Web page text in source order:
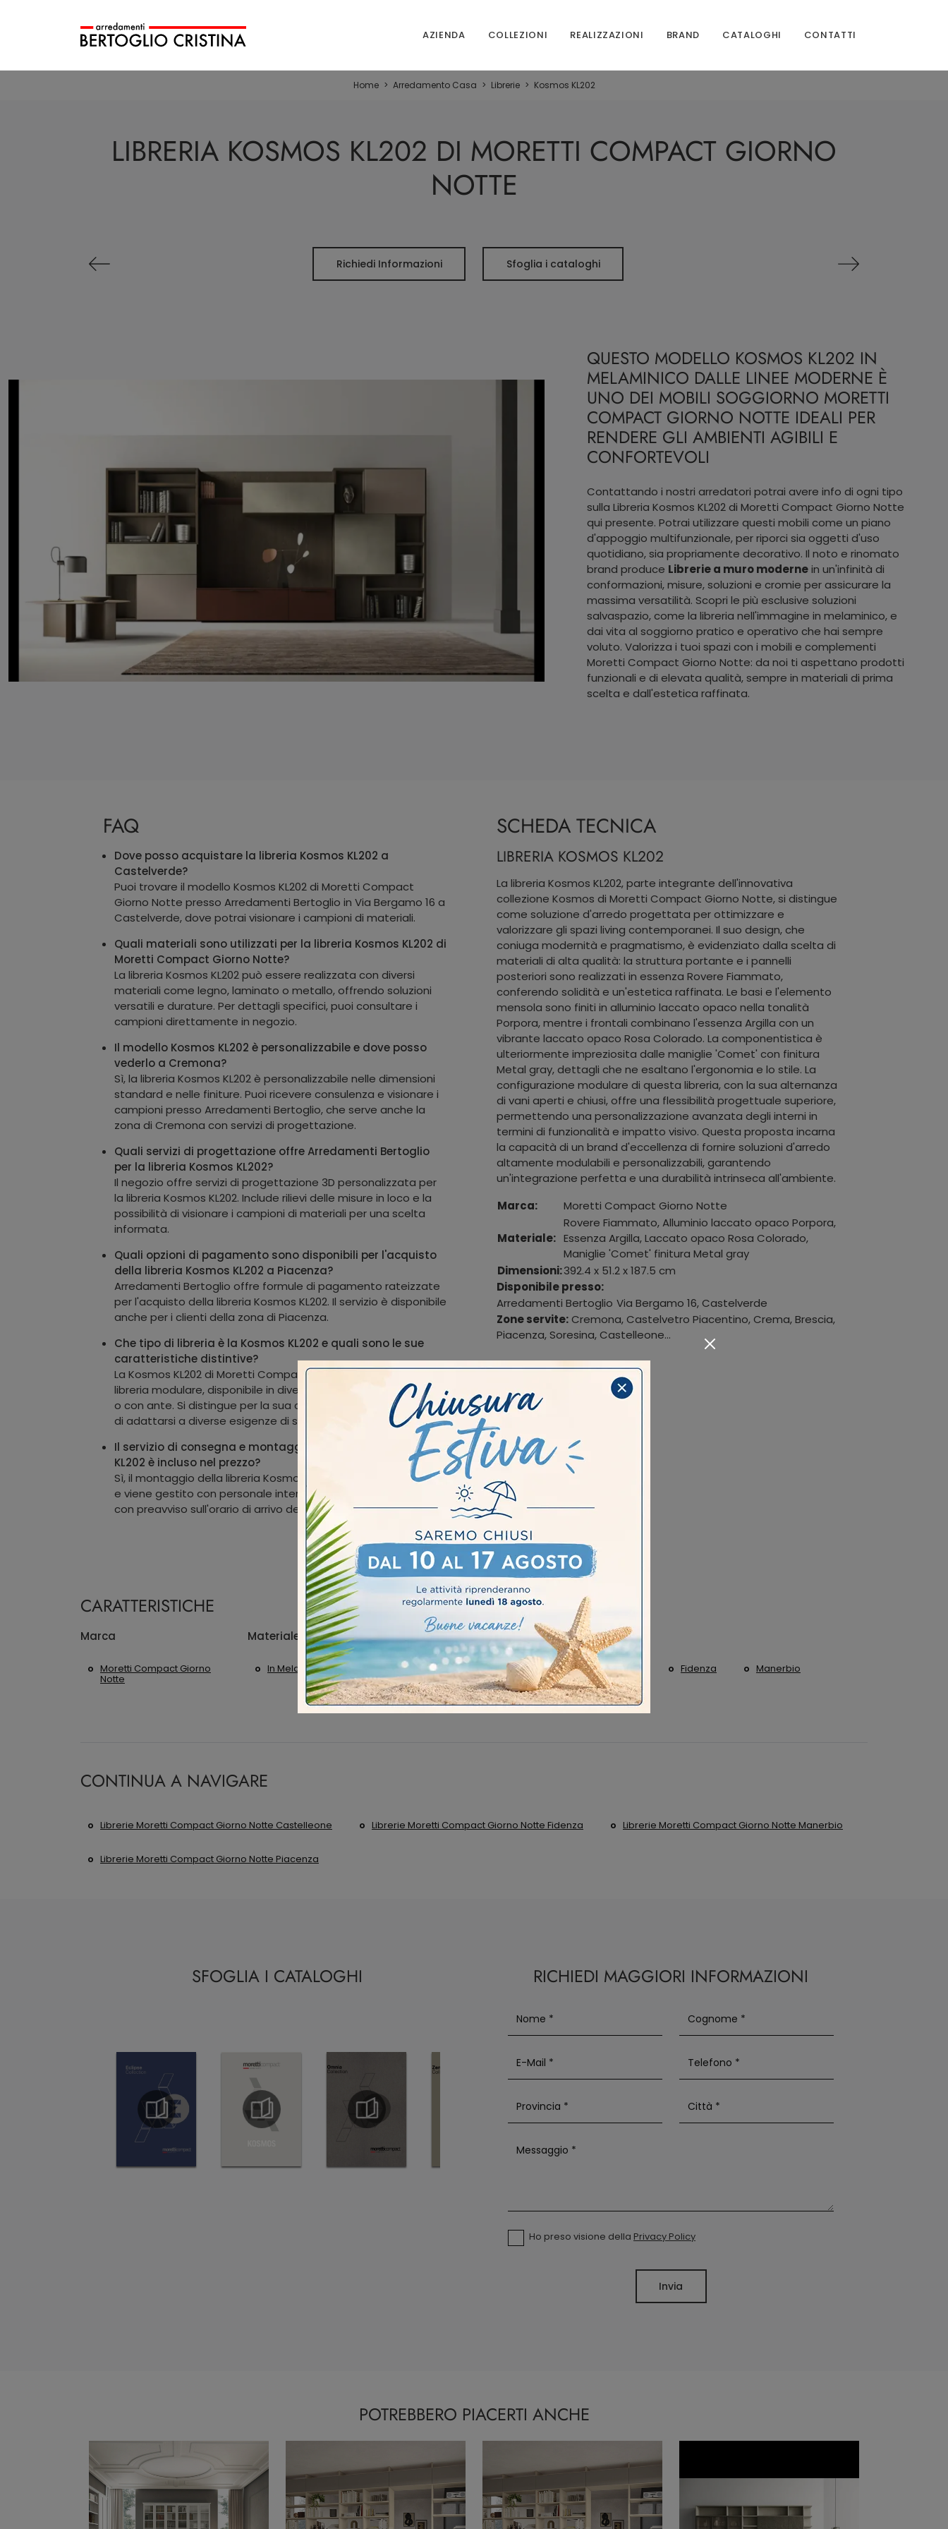
AZIENDA COLLEZIONI REALIZZAZIONI BRAND CATALOGHI CONTATTI
Home > Arredamento Casa > Librerie > Kosmos KL202
LIBRERIA KOSMOS KL202 DI MORETTI COMPACT GIORNO
NOTTE
Richiedi Informazioni Sfoglia i cataloghi
QUESTO MODELLO KOSMOS KL202 IN
MELAMINICO DALLE LINEE MODERNE È
UNO DEI MOBILI SOGGIORNO MORETTI
COMPACT GIORNO NOTTE IDEALI PER
RENDERE GLI AMBIENTI AGIBILI E
CONFORTEVOLI
Contattando i nostri arredatori potrai avere info di ogni tipo
sulla Libreria Kosmos KL202 di Moretti Compact Giorno Notte
qui presente. Potrai utilizzare questi mobili come un piano
d'appoggio multifunzionale, per riporci sia oggetti d'uso
quotidiano, sia propriamente decorativo. Il noto e rinomato
brand produce Librerie a muro modernein un'infinità di
conformazioni, misure, soluzioni e cromie per assicurare la
massima versatilità. Scopri le più esclusive soluzioni
salvaspazio, come la libreria nell'immagine in melaminico, e
dai vita al soggiorno pratico e operativo che hai sempre
voluto. Valorizza i tuoi spazi con i mobili e complementi
Moretti Compact Giorno Notte: da noi ti aspettano prodotti
funzionali e di elevata qualità, sempre in materiali di prima
scelta e dall'estetica raffinata.
FAQ
Dove posso acquistare la libreria Kosmos KL202 a
Castelverde?
Puoi trovare il modello Kosmos KL202 di Moretti Compact
Giorno Notte presso Arredamenti Bertoglio in Via Bergamo 16 a
Castelverde, dove potrai visionare i campioni di materiali.
Quali materiali sono utilizzati per la libreria Kosmos KL202 di
Moretti Compact Giorno Notte?
La libreria Kosmos KL202 può essere realizzata con diversi
materiali come legno, laminato o metallo, offrendo soluzioni
versatili e durature. Per dettagli specifici, puoi consultare i
campioni direttamente in negozio.
Il modello Kosmos KL202 è personalizzabile e dove posso
vederlo a Cremona?
Sì, la libreria Kosmos KL202 è personalizzabile nelle dimensioni
standard e nelle finiture. Puoi ricevere consulenza e visionare i
campioni presso Arredamenti Bertoglio, che serve anche la
zona di Cremona con servizi di progettazione.
Quali servizi di progettazione offre Arredamenti Bertoglio
per la libreria Kosmos KL202?
Il negozio offre servizi di progettazione 3D personalizzata per
la libreria Kosmos KL202. Include rilievi delle misure in loco e la
possibilità di visionare i campioni di materiali per una scelta
informata.
Quali opzioni di pagamento sono disponibili per l'acquisto
della libreria Kosmos KL202 a Piacenza?
Arredamenti Bertoglio offre formule di pagamento rateizzate
per l'acquisto della libreria Kosmos KL202. Il servizio è disponibile
anche per i clienti della zona di Piacenza.
Che tipo di libreria è la Kosmos KL202 e quali sono le sue
caratteristiche distintive?
La Kosmos KL202 di Moretti Compact Giorno Notte è una
libreria modulare, disponibile in diverse tipologie come a giorno
o con ante. Si distingue per la sua componibilità e la possibilità
di adattarsi a diverse esigenze di spazio.
Il servizio di consegna e montaggio della libreria Kosmos
KL202 è incluso nel prezzo?
Sì, il montaggio della libreria Kosmos KL202 è incluso nel prezzo
e viene gestito con personale interno. Il cliente viene avvisato
con preavviso sull'orario di arrivo della merce.
SCHEDA TECNICA
LIBRERIA KOSMOS KL202
La libreria Kosmos KL202, parte integrante dell'innovativa
collezione Kosmos di Moretti Compact Giorno Notte, si distingue
come soluzione d'arredo progettata per ottimizzare e
valorizzare gli spazi living contemporanei. Il suo design, che
coniuga modernità e pragmatismo, è evidenziato dalla scelta di
materiali di alta qualità: la struttura portante e i pannelli
posteriori sono realizzati in essenza Rovere Fiammato,
conferendo solidità e un'estetica raffinata. Le basi e l'elemento
mensola sono finiti in alluminio laccato opaco nella tonalità
Porpora, mentre i frontali combinano l'essenza Argilla con un
vibrante laccato opaco Rosa Colorado. La componentistica è
ulteriormente impreziosita dalle maniglie 'Comet' con finitura
Metal gray, dettagli che ne esaltano l'ergonomia e lo stile. La
configurazione modulare di questa libreria, con la sua alternanza
di vani aperti e chiusi, offre una flessibilità progettuale superiore,
permettendo una personalizzazione avanzata degli interni in
termini di funzionalità e impatto visivo. Questa proposta incarna
la capacità di un brand d'eccellenza di fornire soluzioni d'arredo
altamente modulabili e personalizzabili, garantendo
un'integrazione perfetta e una durabilità intrinseca all'ambiente.
Marca:
Moretti Compact Giorno Notte
Materiale:
Rovere Fiammato, Alluminio laccato opaco Porpora,
Essenza Argilla, Laccato opaco Rosa Colorado,
Maniglie 'Comet' finitura Metal gray
Dimensioni:392.4 x 51.2 x 187.5 cm
Disponibile presso:
Arredamenti Bertoglio Via Bergamo 16, Castelverde
Zone servite: Cremona, Castelvetro Piacentino, Crema, Brescia,
Piacenza, Soresina, Castelleone...
CARATTERISTICHE
Marca
Moretti Compact Giorno
Notte
Materiale
In Melaminico
Stile
Moderne
Tipologia
A Muro
I più visti a :
Castelleone Fidenza Manerbio
Piacenza
CONTINUA A NAVIGARE
Librerie Moretti Compact Giorno Notte Castelleone Librerie Moretti Compact Giorno Notte Fidenza Librerie Moretti Compact Giorno Notte Manerbio
Librerie Moretti Compact Giorno Notte Piacenza
SFOGLIA I CATALOGHI RICHIEDI MAGGIORI INFORMAZIONI
Ho preso visione della Privacy Policy
Invia
POTREBBERO PIACERTI ANCHE